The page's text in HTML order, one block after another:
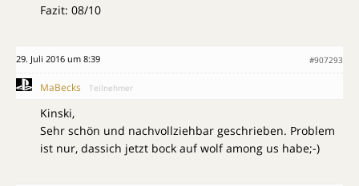
Fazit: 08/10
29. Juli 2016 um 8:39 #907293
MaBecks Teilnehmer
Kinski,
Sehr schön und nachvollziehbar geschrieben. Problem
ist nur, dassich jetzt bock auf wolf among us habe;-)